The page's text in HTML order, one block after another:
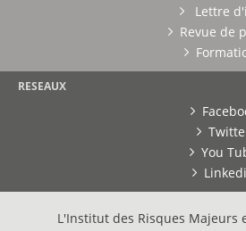
Lettre
Revue de
RESEAUX
You
L'Institut des Risques Majeurs